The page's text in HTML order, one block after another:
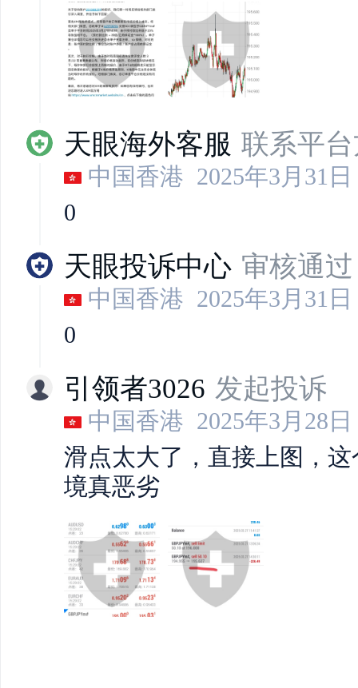
天眼海外客服 联系平
中国香港 2025年3月31日
0
天眼投诉中心 审核通过
中国香港 2025年3月31日
0
引领者3026 发起投诉
中国香港 2025年3月28日
滑点太大了，直接上图，
境真恶劣